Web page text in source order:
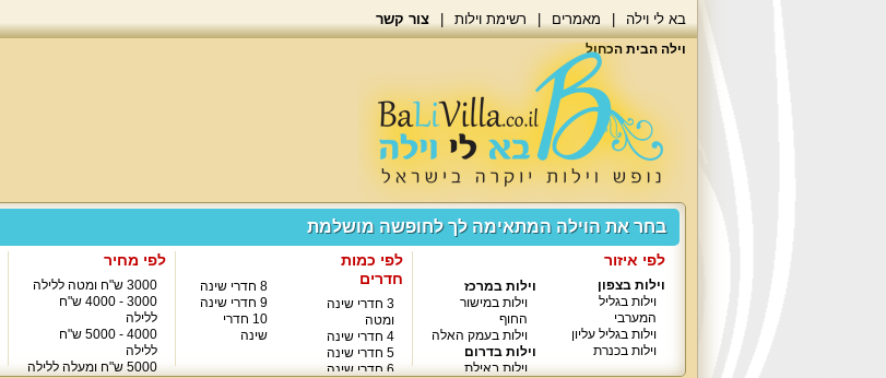
בא לי וילה מאמרים רשימת וילות צור קשר
וילה הבית הכחול
בחר את הוילה המתאימה לך לחופשה מושלמת
לפי איזור
וילות בצפון
וילות בגליל
המערבי
וילות בגליל עליון
וילות בכנרת
וילות במרכז
וילות במישור
החוף
וילות בעמק האלה
וילות בדרום
וילות באילת
לפי כמות
חדרים
3 חדרי שינה
ומטה
4 חדרי שינה
5 חדרי שינה
6 חדרי שינה
8 חדרי שינה
9 חדרי שינה
10 חדרי
שינה
לפי מחיר
3000 ש"ח ומטה ללילה
3000 - 4000 ש"ח
ללילה
4000 - 5000 ש"ח
ללילה
5000 ש"ח ומעלה ללילה